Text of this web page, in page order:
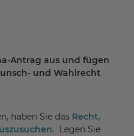
Antrag aus und fügen
und Wahlrecht
haben Sie das Recht,
. Legen Sie